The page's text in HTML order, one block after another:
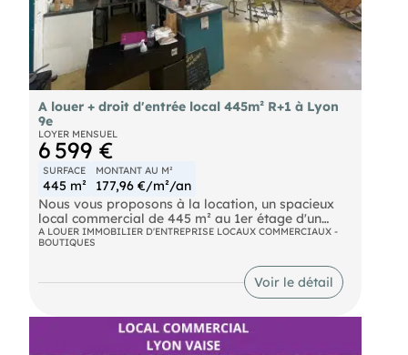
A louer + droit d'entrée local 445m² R+1 à Lyon
9e
LOYER MENSUEL
6 599 €
SURFACE
445 m²
MONTANT AU M²
177,96 €/m²/an
Nous vous proposons à la location, un spacieux
local commercial de 445 m² au 1er étage d'un
immeuble, accessible par ascenseur. Ce bien
conviendra à de nombreuses activités : hôtellerie,
bureaux, salle de sport, événementiel, médical. Il
comprends entre autre un espace d'accueil, une
zone ouverte avec mezzanine, plusieurs pièces
ouvertures assurant un éclairage naturel.
Disponibilité immédiate À LOUER + droit d'entrée
- Local commercial 445 m² avec mezzanine -
A LOUER IMMOBILIER D'ENTREPRISE LOCAUX COMMERCIAUX -
BOUTIQUES
Voir le détail